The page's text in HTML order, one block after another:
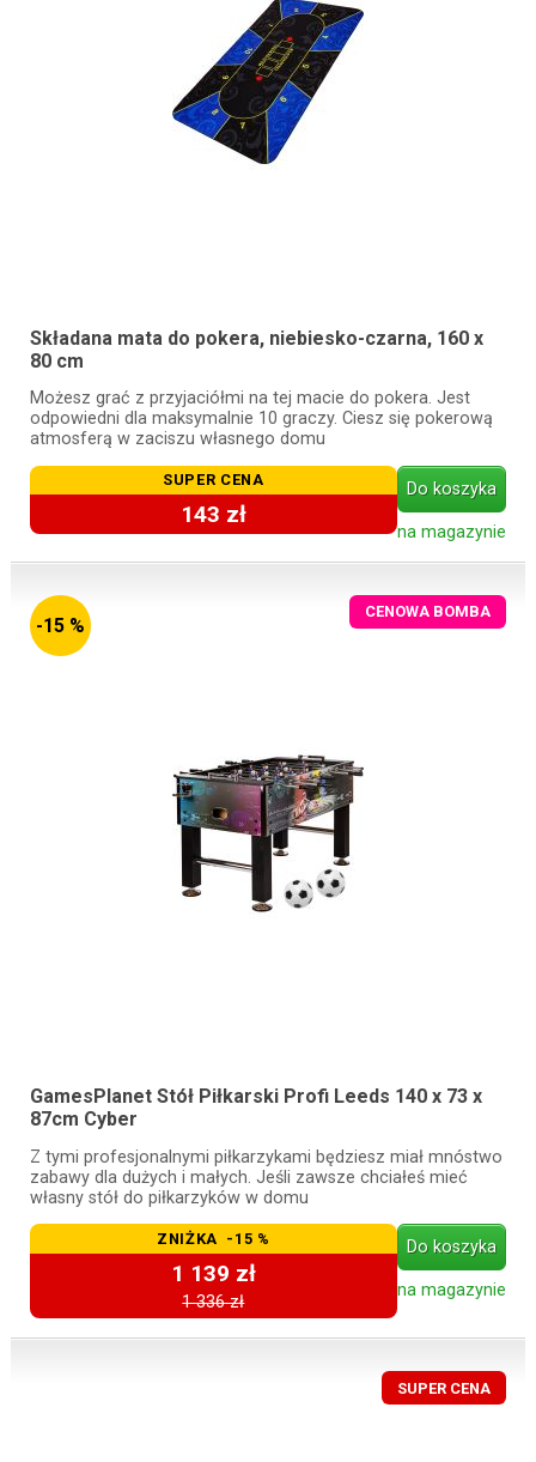
Składana mata do pokera, niebiesko-czarna, 160 x
80 cm
Możesz grać z przyjaciółmi na tej macie do pokera. Jest
odpowiedni dla maksymalnie 10 graczy. Ciesz się pokerową
atmosferą w zaciszu własnego domu
SUPER CENA
143 zł
Do koszyka
na magazynie
-15 %
CENOWA BOMBA
GamesPlanet Stół Piłkarski Profi Leeds 140 x 73 x
87cm Cyber
Z tymi profesjonalnymi piłkarzykami będziesz miał mnóstwo
zabawy dla dużych i małych. Jeśli zawsze chciałeś mieć
własny stół do piłkarzyków w domu
ZNIŻKA -15 %
1 139 zł
1 336 zł
Do koszyka
na magazynie
SUPER CENA